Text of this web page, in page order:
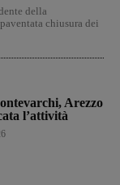
della
chiusura dei
Arezzo
l’attività